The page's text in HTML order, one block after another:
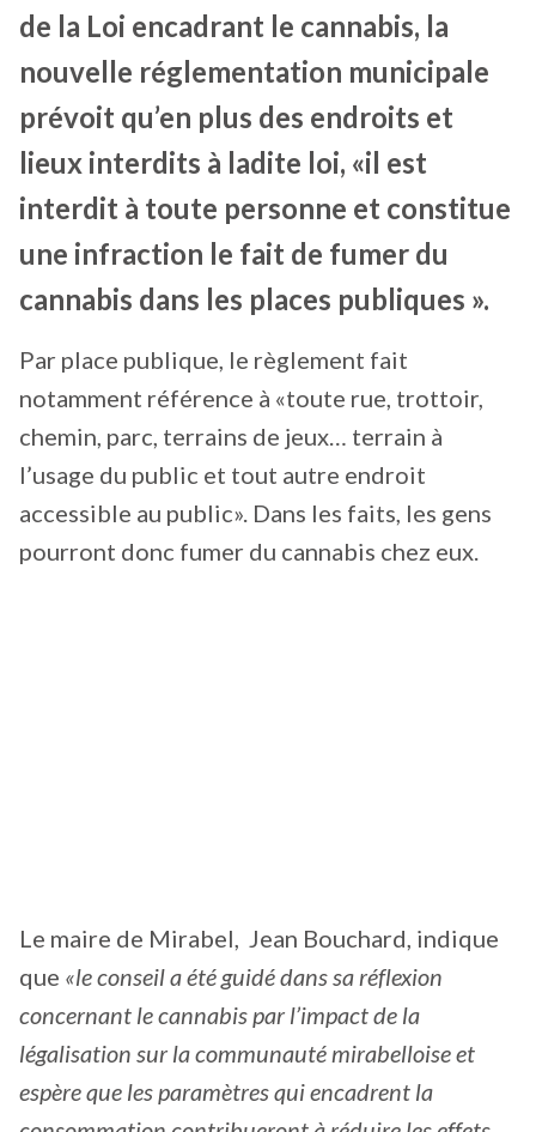
de la Loi encadrant le cannabis, la
nouvelle réglementation municipale
prévoit qu’en plus des endroits et
lieux interdits à ladite loi, «il est
interdit à toute personne et constitue
une infraction le fait de fumer du
cannabis dans les places publiques ».
Par place publique, le règlement fait
notamment référence à «toute rue, trottoir,
chemin, parc, terrains de jeux… terrain à
l’usage du public et tout autre endroit
accessible au public». Dans les faits, les gens
pourront donc fumer du cannabis chez eux.
Le maire de Mirabel, Jean Bouchard, indique
que «le conseil a été guidé dans sa réflexion
concernant le cannabis par l’impact de la
légalisation sur la communauté mirabelloise et
espère que les paramètres qui encadrent la